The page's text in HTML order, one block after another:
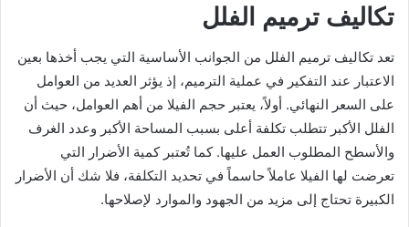
تكاليف ترميم الفلل
تعد تكاليف ترميم الفلل من الجوانب الأساسية التي يجب أخذها بعين
الاعتبار عند التفكير في عملية الترميم، إذ يؤثر العديد من العوامل
على السعر النهائي. أولاً، يعتبر حجم الفيلا من أهم العوامل، حيث أن
الفلل الأكبر تتطلب تكلفة أعلى بسبب المساحة الأكبر وعدد الغرف
والأسطح المطلوب العمل عليها. كما تُعتبر كمية الأضرار التي
تعرضت لها الفيلا عاملاً حاسماً في تحديد التكلفة، فلا شك أن الأضرار
الكبيرة تحتاج إلى مزيد من الجهود والموارد لإصلاحها.